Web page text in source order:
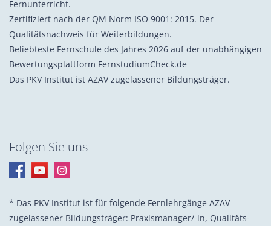
Fernunterricht.
Zertifiziert nach der QM Norm ISO 9001: 2015. Der
Qualitätsnachweis für Weiterbildungen.
Beliebteste Fernschule des Jahres 2026 auf der unabhängigen
Bewertungsplattform FernstudiumCheck.de
Das PKV Institut ist AZAV zugelassener Bildungsträger.
Folgen Sie uns
* Das PKV Institut ist für folgende Fernlehrgänge AZAV
zugelassener Bildungsträger: Praxis­manager/-in, Quali­täts­